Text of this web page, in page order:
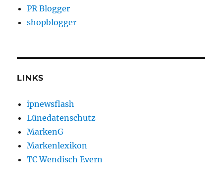
PR Blogger
shopblogger
LINKS
ipnewsflash
Lünedatenschutz
MarkenG
Markenlexikon
TC Wendisch Evern